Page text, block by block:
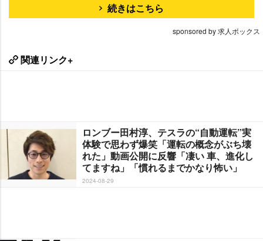
続きはこちら
sponsored by 求人ボックス
関連リンク+
ロンブー田村淳、テスラの“自動運転”実
体験で思わず爆笑「運転の概念がぶち壊
れた」動画公開に反響「凄い 車、進化し
てますね」「慣れるまでかなり怖い」
2024-08-29